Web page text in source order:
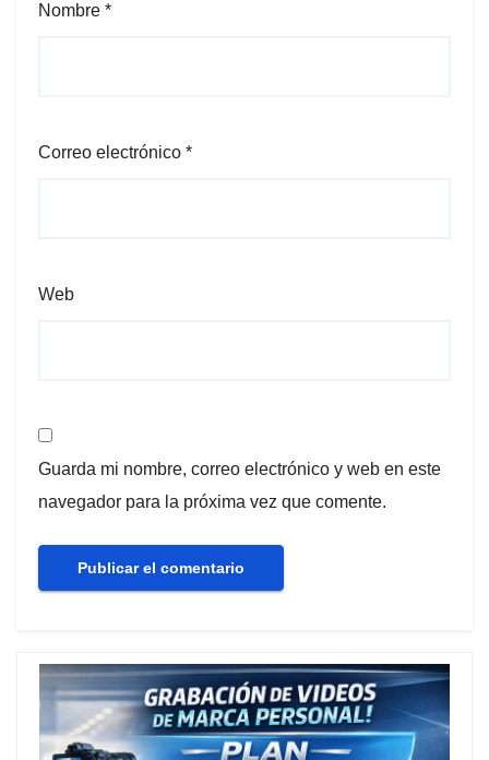
Nombre *
Correo electrónico *
Web
Guarda mi nombre, correo electrónico y web en este
navegador para la próxima vez que comente.